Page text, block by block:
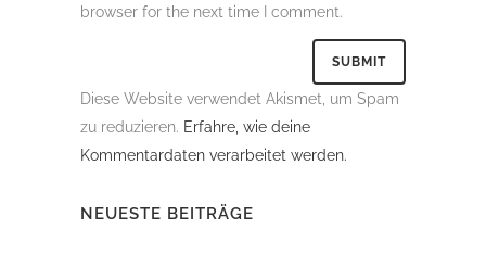
browser for the next time I comment.
Diese Website verwendet Akismet, um Spam
zu reduzieren. Erfahre, wie deine
Kommentardaten verarbeitet werden.
NEUESTE BEITRÄGE